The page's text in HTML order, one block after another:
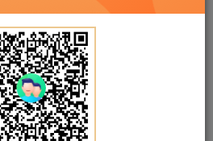
右上角“关注”按钮，关注作者
示，开始汲取新知识------